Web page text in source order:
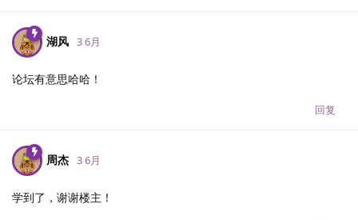
湖风 3 6月
论坛有意思哈哈！
回复
周杰 3 6月
学到了，谢谢楼主！